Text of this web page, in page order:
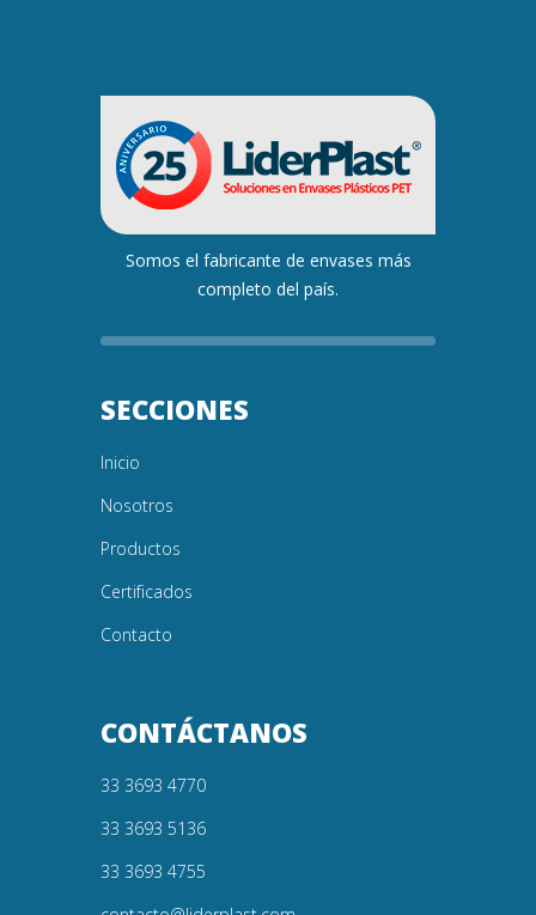
Somos el fabricante de envases más
completo del país.
SECCIONES
Inicio
Nosotros
Productos
Certificados
Contacto
CONTÁCTANOS
33 3693 4770
33 3693 5136
33 3693 4755